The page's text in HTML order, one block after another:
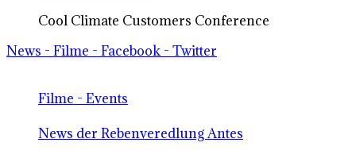
Cool Climate Customers Conference
News - Filme - Facebook - Twitter
Filme - Events
News der Rebenveredlung Antes